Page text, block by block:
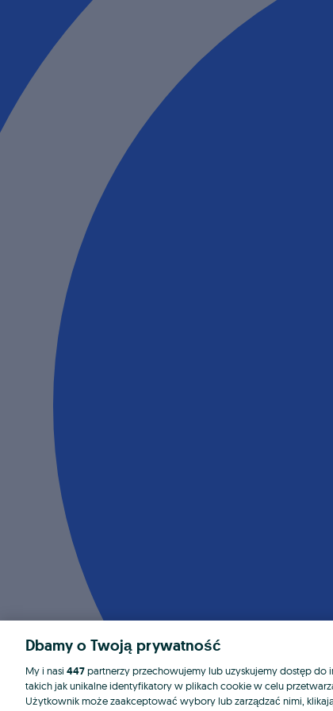
Dbamy o Twoją prywatność
My i nasi 447partnerzy przechowujemy lub uzyskujemy dostęp do
takich jak unikalne identyfikatory w plikach cookie w celu
Użytkownik może zaakceptować wybory lub zarządzać nimi,